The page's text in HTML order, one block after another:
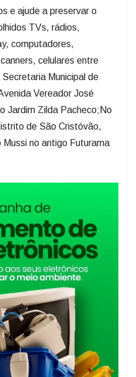
e ajude a preservar o
TVs, rádios,
computadores,
celulares entre
Municipal de
Vereador José
Jardim Zilda Pacheco;No
de São Cristóvão,
no antigo Futurama